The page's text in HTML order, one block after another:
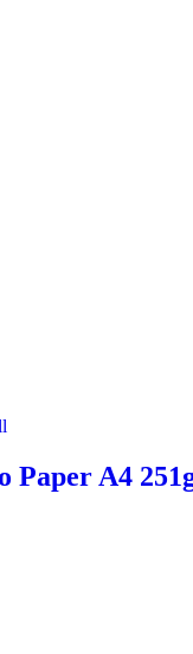
Paper A4